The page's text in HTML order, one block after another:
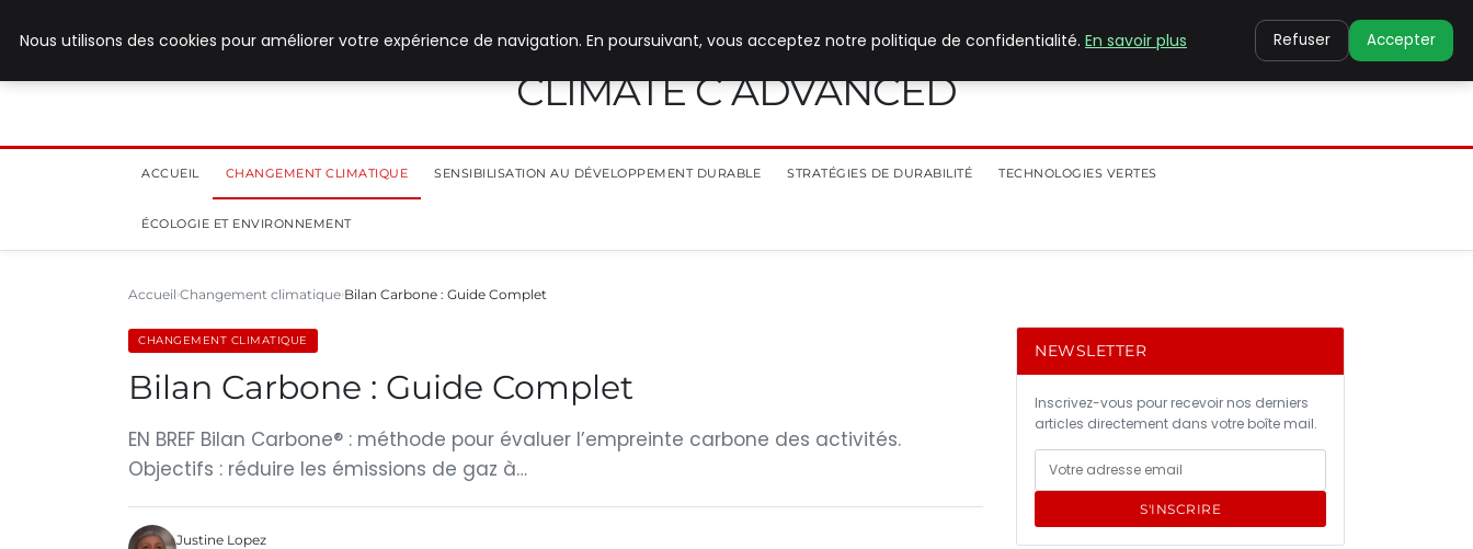
CLIMATE C ADVANCED
ACCUEIL CHANGEMENT CLIMATIQUE SENSIBILISATION AU DÉVELOPPEMENT DURABLE STRATÉGIES DE DURABILITÉ TECHNOLOGIES VERTES
ÉCOLOGIE ET ENVIRONNEMENT
Accueil Changement climatique Bilan Carbone : Guide Complet
CHANGEMENT CLIMATIQUE
Bilan Carbone : Guide Complet
EN BREF Bilan Carbone® : méthode pour évaluer l’empreinte carbone des activités.
Objectifs : réduire les émissions de gaz à…
Justine Lopez
NEWSLETTER
Inscrivez-vous pour recevoir nos derniers
articles directement dans votre boîte mail.
S'INSCRIRE
Nous utilisons des cookies pour améliorer votre expérience de navigation. En poursuivant, vous acceptez notre politique de confidentialité. En savoir plus Refuser Accepter